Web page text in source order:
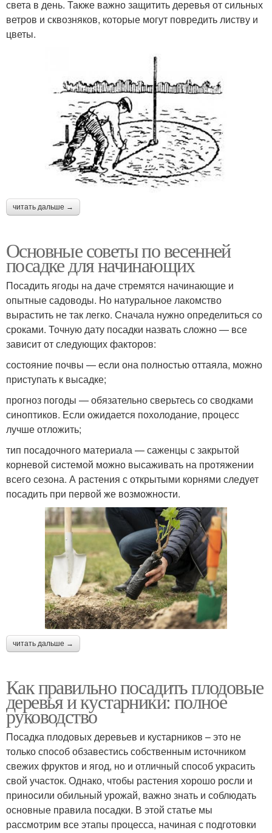
света в день. Также важно защитить деревья от сильных
ветров и сквозняков, которые могут повредить листву и
цветы.
читать дальше →
Основные советы по весенней
посадке для начинающих
Посадить ягоды на даче стремятся начинающие и
опытные садоводы. Но натуральное лакомство
вырастить не так легко. Сначала нужно определиться со
сроками. Точную дату посадки назвать сложно — все
зависит от следующих факторов:
состояние почвы — если она полностью оттаяла, можно
приступать к высадке;
прогноз погоды — обязательно сверьтесь со сводками
синоптиков. Если ожидается похолодание, процесс
лучше отложить;
тип посадочного материала — саженцы с закрытой
корневой системой можно высаживать на протяжении
всего сезона. А растения с открытыми корнями следует
посадить при первой же возможности.
читать дальше →
Как правильно посадить плодовые
деревья и кустарники: полное
руководство
Посадка плодовых деревьев и кустарников – это не
только способ обзавестись собственным источником
свежих фруктов и ягод, но и отличный способ украсить
свой участок. Однако, чтобы растения хорошо росли и
приносили обильный урожай, важно знать и соблюдать
основные правила посадки. В этой статье мы
рассмотрим все этапы процесса, начиная с подготовки